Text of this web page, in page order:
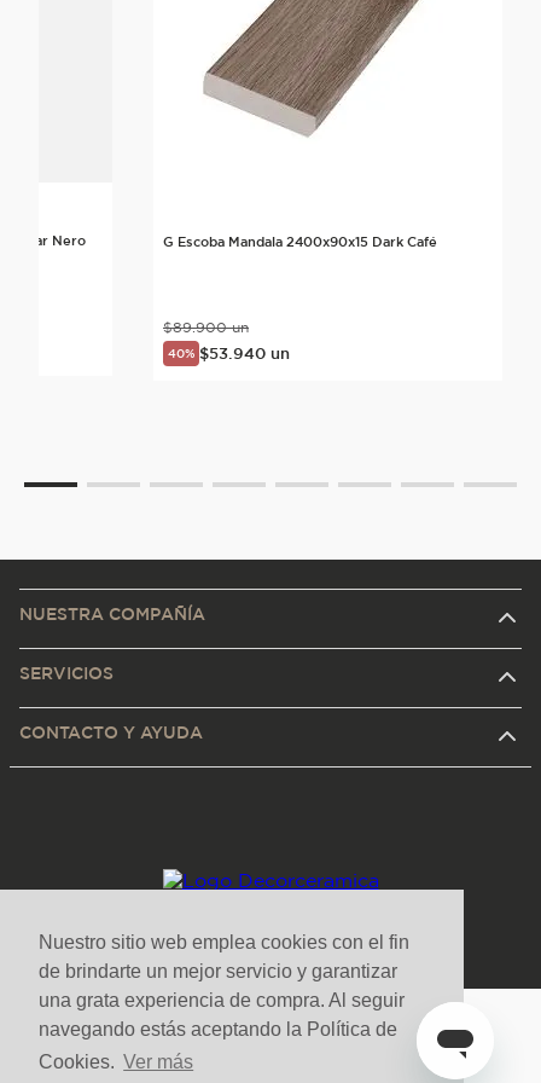
Nuestro sitio web emplea cookies con el fin
de brindarte un mejor servicio y garantizar
una grata experiencia de compra. Al seguir
navegando estás aceptando la Política de
Cookies. Ver más
Duvar Nero G Escoba Mandala 2400x90x15 Dark Café
$89.900 un
40% $53 940 un
NUESTRA COMPAÑÍA
SERVICIOS
CONTACTO Y AYUDA
Medios de pago y sitio seguro